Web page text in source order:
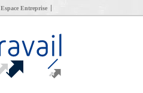
Espace Entreprise